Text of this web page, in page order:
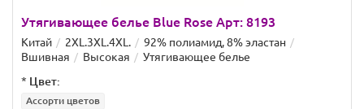
Утягивающее белье Blue Rose Арт: 8193
Китай 2XL.3XL.4XL.
92% полиамид, 8% эластан
Вшивная
Высокая
Утягивающее белье
* Цвет:
Ассорти цветов